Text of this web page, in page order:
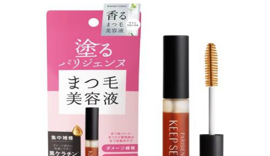
ランキングから探す
ビューティジャーナルから探す